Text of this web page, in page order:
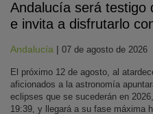
Andalucía será testigo
e invita a disfrutarlo
Andalucía | 07 de agosto de 2026
El próximo 12 de agosto, al
aficionados a la astronomía
eclipses que se sucederán en
19:39, y llegará a su fase máxima